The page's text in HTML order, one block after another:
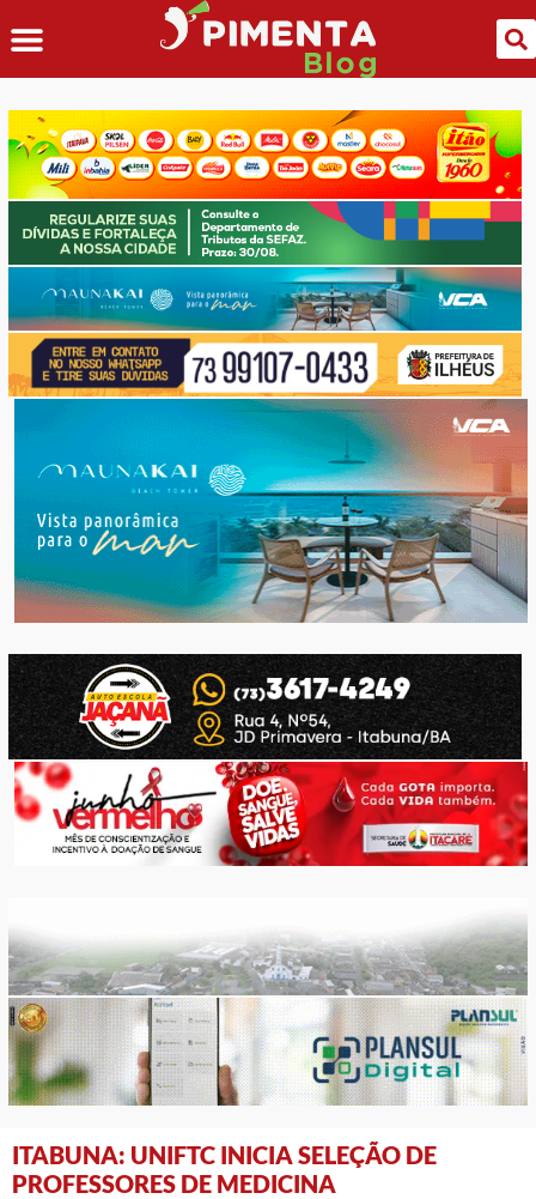
ITABUNA: UNIFTC INICIA SELEÇÃO DE
PROFESSORES DE MEDICINA